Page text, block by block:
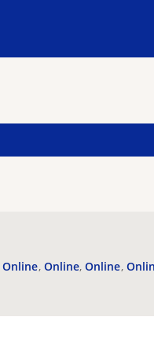
Online Online Online